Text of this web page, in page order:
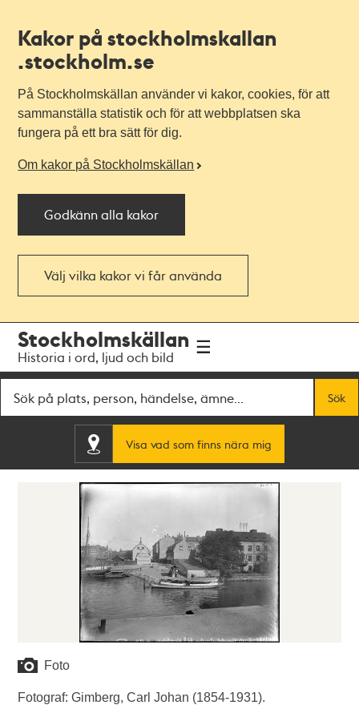
Kakor på stockholmskallan
.stockholm.se
På Stockholmskällan använder vi kakor, cookies, för att
sammanställa statistik och för att webbplatsen ska
fungera på ett bra sätt för dig.
Om kakor på Stockholmskällan
Godkänn alla kakor
Välj vilka kakor vi får använda
navigationen
huvudinnehållet
Stockholmskällan
Historia i ord, ljud och bild
Sök
Visa vad som finns nära mig
Foto
Fotograf: Gimberg, Carl Johan (1854-1931).